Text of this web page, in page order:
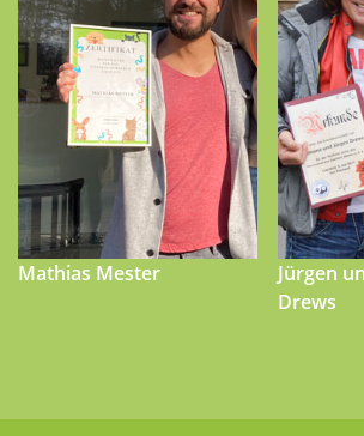
Mathias Mester
Jürgen
Drews